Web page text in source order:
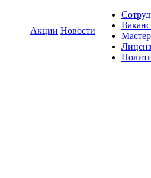
Акции Новости